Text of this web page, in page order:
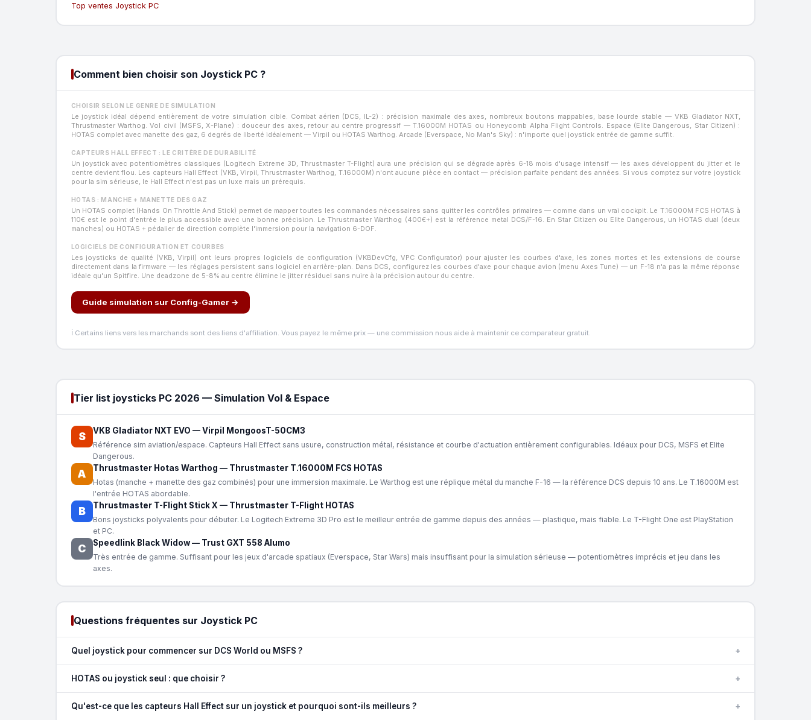
Top ventes Joystick PC
Comment bien choisir son Joystick PC ?
CHOISIR SELON LE GENRE DE SIMULATION
Le joystick idéal dépend entièrement de votre simulation cible. Combat aérien (DCS, IL-2) : précision maximale des axes, nombreux boutons mappables, base lourde stable — VKB Gladiator NXT,
Thrustmaster Warthog. Vol civil (MSFS, X-Plane) : douceur des axes, retour au centre progressif — T.16000M HOTAS ou Honeycomb Alpha Flight Controls. Espace (Elite Dangerous, Star Citizen) :
HOTAS complet avec manette des gaz, 6 degrés de liberté idéalement — Virpil ou HOTAS Warthog. Arcade (Everspace, No Man's Sky) : n'importe quel joystick entrée de gamme suffit.
CAPTEURS HALL EFFECT : LE CRITÈRE DE DURABILITÉ
Un joystick avec potentiomètres classiques (Logitech Extreme 3D, Thrustmaster T-Flight) aura une précision qui se dégrade après 6-18 mois d'usage intensif — les axes développent du jitter et le
centre devient flou. Les capteurs Hall Effect (VKB, Virpil, Thrustmaster Warthog, T.16000M) n'ont aucune pièce en contact — précision parfaite pendant des années. Si vous comptez sur votre joystick
pour la sim sérieuse, le Hall Effect n'est pas un luxe mais un prérequis.
HOTAS : MANCHE + MANETTE DES GAZ
Un HOTAS complet (Hands On Throttle And Stick) permet de mapper toutes les commandes nécessaires sans quitter les contrôles primaires — comme dans un vrai cockpit. Le T.16000M FCS HOTAS à
110€ est le point d'entrée le plus accessible avec une bonne précision. Le Thrustmaster Warthog (400€+) est la référence metal DCS/F-16. En Star Citizen ou Elite Dangerous, un HOTAS dual (deux
manches) ou HOTAS + pédalier de direction complète l'immersion pour la navigation 6-DOF.
LOGICIELS DE CONFIGURATION ET COURBES
Les joysticks de qualité (VKB, Virpil) ont leurs propres logiciels de configuration (VKBDevCfg, VPC Configurator) pour ajuster les courbes d'axe, les zones mortes et les extensions de course
directement dans la firmware — les réglages persistent sans logiciel en arrière-plan. Dans DCS, configurez les courbes d'axe pour chaque avion (menu Axes Tune) — un F-18 n'a pas la même réponse
idéale qu'un Spitfire. Une deadzone de 5-8% au centre élimine le jitter résiduel sans nuire à la précision autour du centre.
Guide simulation sur Config-Gamer →
ℹ️ Certains liens vers les marchands sont des liens d'affiliation. Vous payez le même prix — une commission nous aide à maintenir ce comparateur gratuit.
Tier list joysticks PC 2026 — Simulation Vol & Espace
S VKB Gladiator NXT EVO —Virpil MongoosT-50CM3
Référence sim aviation/espace. Capteurs Hall Effect sans usure, construction métal, résistance et courbe d'actuation entièrement configurables. Idéaux pour DCS, MSFS et Elite
Dangerous.
A Thrustmaster Hotas Warthog — Thrustmaster T.16000M FCS HOTAS
Hotas (manche + manette des gaz combinés) pour une immersion maximale. Le Warthog est une réplique métal du manche F-16 — la référence DCS depuis 10 ans. Le T.16000M est
l'entrée HOTAS abordable.
B Thrustmaster T-Flight Stick X — Thrustmaster T-Flight HOTAS
Bons joysticks polyvalents pour débuter. Le Logitech Extreme 3D Pro est le meilleur entrée de gamme depuis des années — plastique, mais fiable. Le T-Flight One est PlayStation
et PC.
C Speedlink Black Widow— Trust GXT 558 Alumo
Très entrée de gamme. Suffisant pour les jeux d'arcade spatiaux (Everspace, Star Wars) mais insuffisant pour la simulation sérieuse — potentiomètres imprécis et jeu dans les
axes.
Questions fréquentes sur Joystick PC
Quel joystick pour commencer sur DCS World ou MSFS ? +
HOTAS ou joystick seul : que choisir ? +
Qu'est-ce que les capteurs Hall Effect sur un joystick et pourquoi sont-ils meilleurs ? +